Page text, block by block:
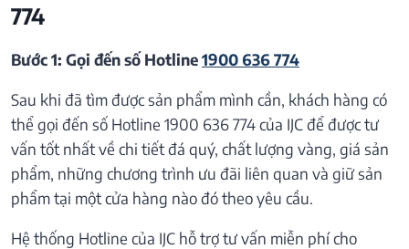
774
Bước 1: Gọi đến số Hotline1900 636 774
Sau khi đã tìm được sản phẩm mình cần, khách hàng có
thể gọi đến số Hotline 1900 636 774 của IJC để được tư
vấn tốt nhất về chi tiết đá quý, chất lượng vàng, giá sản
phẩm, những chương trình ưu đãi liên quan và giữ sản
phẩm tại một cửa hàng nào đó theo yêu cầu.
Hệ thống Hotline của IJC hỗ trợ tư vấn miễn phí cho